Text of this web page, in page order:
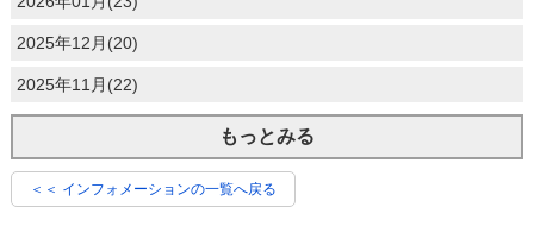
2025年12月(20)
2025年11月(22)
もっとみる
＜＜ インフォメーションの一覧へ戻る